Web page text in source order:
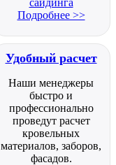
Подробнее >>
Удобный расчет
Наши менеджеры
быстро и
профессионально
проведут расчет
кровельных
материалов, заборов,
фасадов.